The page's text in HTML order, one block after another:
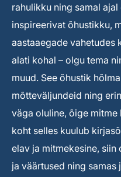
rahulikku ning samal
inspireerivat õhustikku,
aastaaegade vahetudes
alati kohal – olgu tema
muud. See õhustik
mõtteväljundeid ning
väga oluline, õige
koht selles kuulub
elav ja mitmekesine,
ja väärtused ning